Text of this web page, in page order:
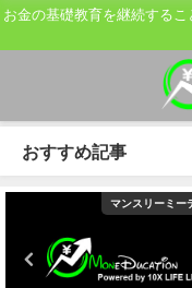
お金の基礎教育を継続する
おすすめ記事
マンスリーミー